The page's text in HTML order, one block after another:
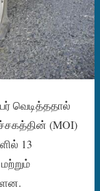
வெடித்ததால்
(MOI)
13